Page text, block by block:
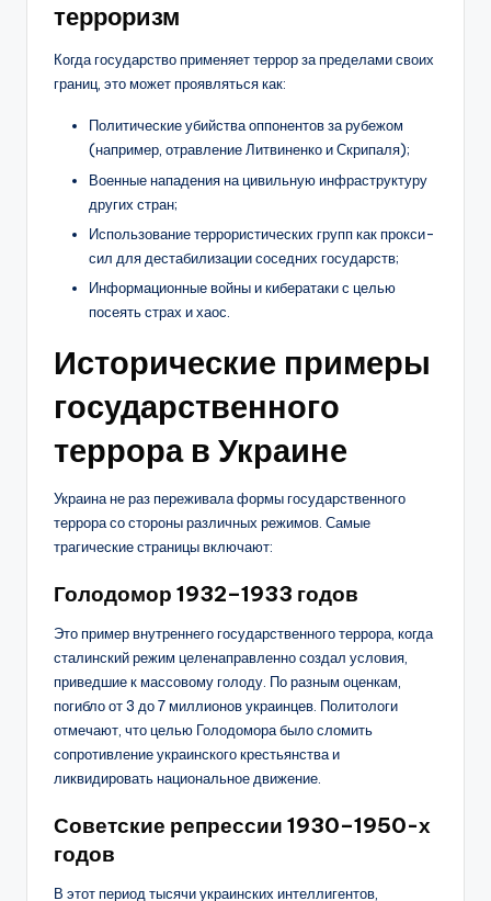
терроризм
Когда государство применяет террор за пределами своих
границ, это может проявляться как:
Политические убийства оппонентов за рубежом
(например, отравление Литвиненко и Скрипаля);
Военные нападения на цивильную инфраструктуру
других стран;
Использование террористических групп как прокси-
сил для дестабилизации соседних государств;
Информационные войны и кибератаки с целью
посеять страх и хаос.
Исторические примеры
государственного
террора в Украине
Украина не раз переживала формы государственного
террора со стороны различных режимов. Самые
трагические страницы включают:
Голодомор 1932–1933 годов
Это пример внутреннего государственного террора, когда
сталинский режим целенаправленно создал условия,
приведшие к массовому голоду. По разным оценкам,
погибло от 3 до 7 миллионов украинцев. Политологи
отмечают, что целью Голодомора было сломить
сопротивление украинского крестьянства и
ликвидировать национальное движение.
Советские репрессии 1930–1950-х
годов
В этот период тысячи украинских интеллигентов,